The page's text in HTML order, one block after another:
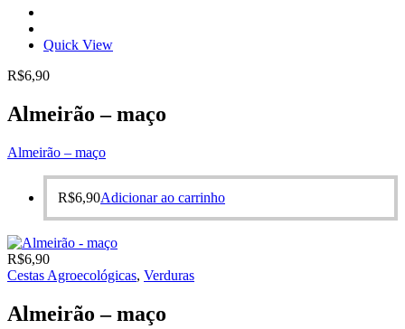
Quick View
R$6,90
Almeirão – maço
Almeirão – maço
R$6,90Adicionar ao carrinho
R$6,90
Cestas Agroecológicas, Verduras
Almeirão – maço